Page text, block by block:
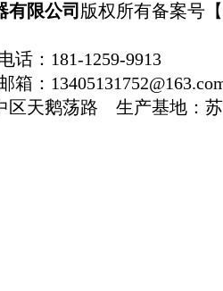
有限公司 版权所有备案号【
话：181-1259-9913
箱：
区天鹅荡路 生产基地：